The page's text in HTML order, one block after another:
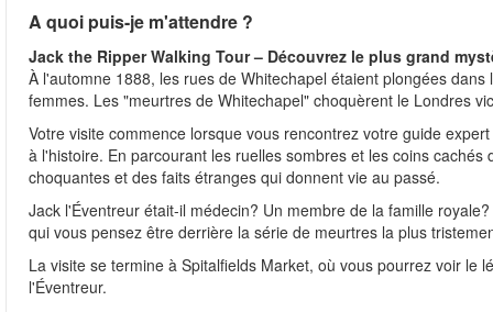
A quoi puis-je m'attendre ?
Jack the Ripper Walking Tour – Découvrez le plus grand
À l'automne 1888, les rues de Whitechapel étaient plongées
femmes. Les "meurtres de Whitechapel" choquèrent le Londres
Votre visite commence lorsque vous rencontrez votre guide
à l'histoire. En parcourant les ruelles sombres et les coins
choquantes et des faits étranges qui donnent vie au passé.
Jack l'Éventreur était-il médecin? Un membre de la famille
qui vous pensez être derrière la série de meurtres la plus
La visite se termine à Spitalfields Market, où vous pourrez voir le
l'Éventreur.